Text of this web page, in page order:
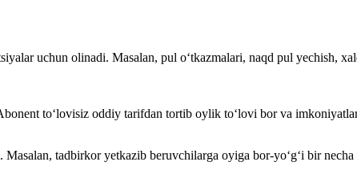
uchun olinadi. Masalan, pul o‘tkazmalari, naqd pul yechish,
to‘lovisiz oddiy tarifdan tortib oylik to‘lovi bor va
tadbirkor yetkazib beruvchilarga oyiga bor-yo‘g‘i bir necha